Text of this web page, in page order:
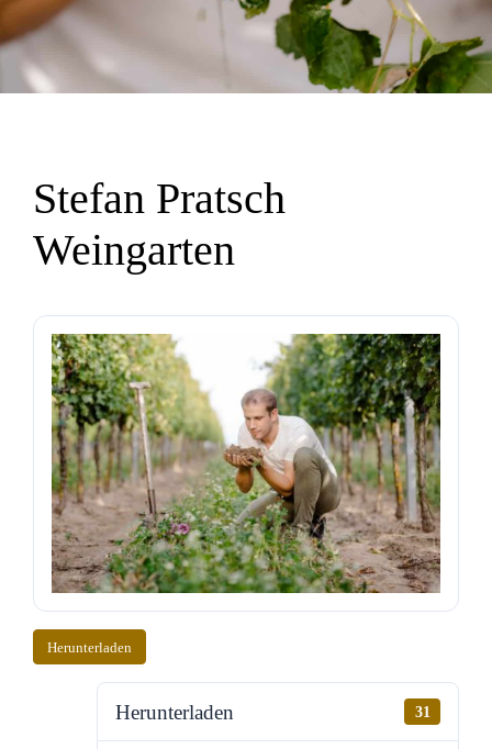
Stefan Pratsch
Weingarten
Herunterladen
Herunterladen 31